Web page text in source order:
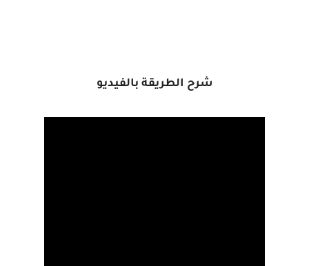
شرح الطريقة بالفيديو